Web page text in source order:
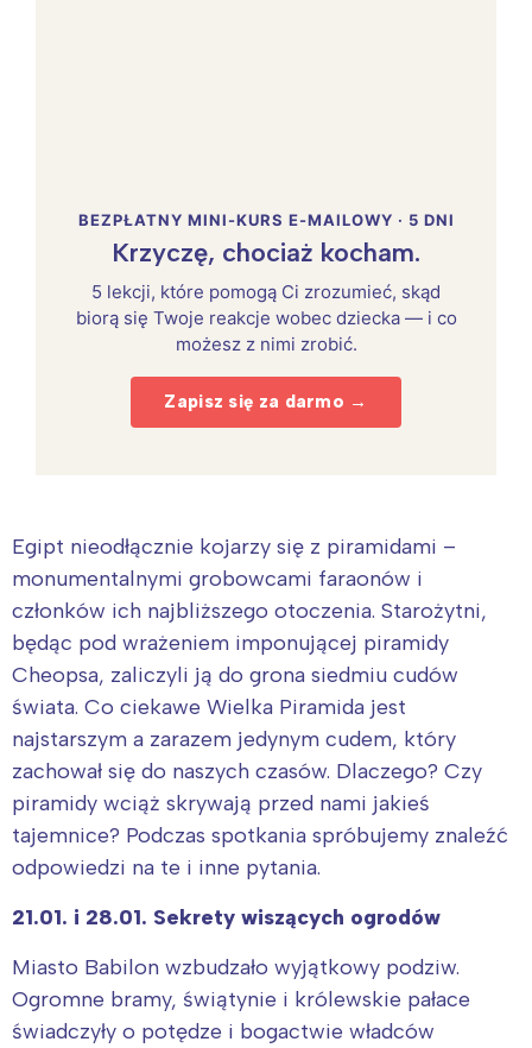
BEZPŁATNY MINI-KURS E-MAILOWY · 5 DNI
Krzyczę, chociaż kocham.
5 lekcji, które pomogą Ci zrozumieć, skąd
biorą się Twoje reakcje wobec dziecka — i co
możesz z nimi zrobić.
Zapisz się za darmo →
Egipt nieodłącznie kojarzy się z piramidami –
monumentalnymi grobowcami faraonów i
członków ich najbliższego otoczenia. Starożytni,
będąc pod wrażeniem imponującej piramidy
Cheopsa, zaliczyli ją do grona siedmiu cudów
świata. Co ciekawe Wielka Piramida jest
najstarszym a zarazem jedynym cudem, który
zachował się do naszych czasów. Dlaczego? Czy
piramidy wciąż skrywają przed nami jakieś
tajemnice? Podczas spotkania spróbujemy znaleźć
odpowiedzi na te i inne pytania.
21.01. i 28.01. Sekrety wiszących ogrodów
Miasto Babilon wzbudzało wyjątkowy podziw.
Ogromne bramy, świątynie i królewskie pałace
świadczyły o potędze i bogactwie władców